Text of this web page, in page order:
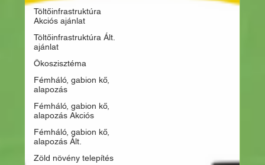
Töltőinfrastruktúra
Akciós ajánlat
Töltőinfrastruktúra Ált.
ajánlat
Ökoszisztéma
Fémháló, gabion kő,
alapozás
Fémháló, gabion kő,
alapozás Akciós
Fémháló, gabion kő,
alapozás Ált.
Zöld növény telepítés